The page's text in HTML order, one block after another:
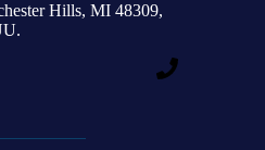
Hills, MI 48309,